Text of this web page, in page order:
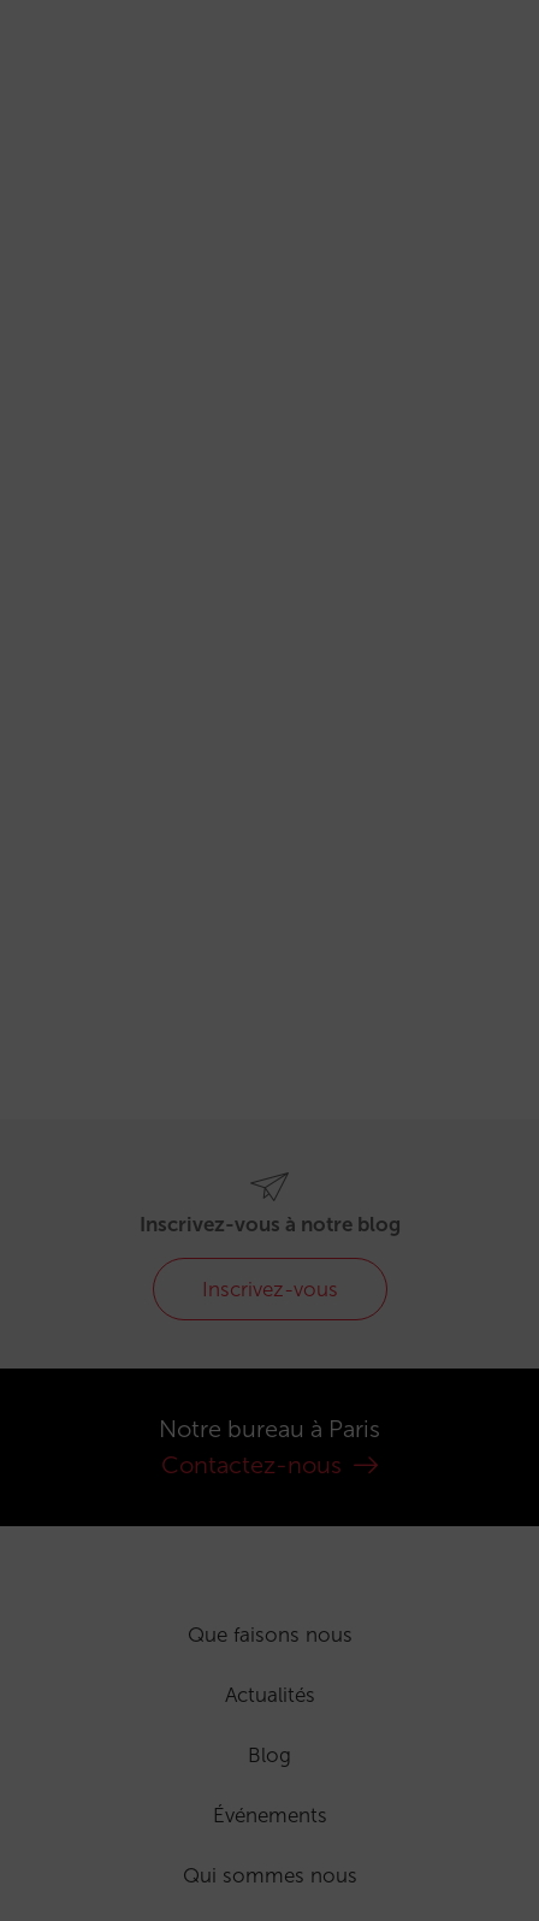
Inscrivez-vous à notre blog
Inscrivez-vous
Notre bureau à Paris
Contactez-nous
Que faisons nous
Actualités
Blog
Événements
Qui sommes nous